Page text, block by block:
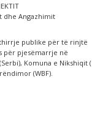
dhe Angazhimit
publike për të rinjtë
për pjesëmarrje në
Komuna e Nikshiqit (
(WBF).